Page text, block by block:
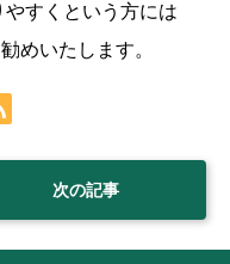
すくという方には
めいたします。
次の記事